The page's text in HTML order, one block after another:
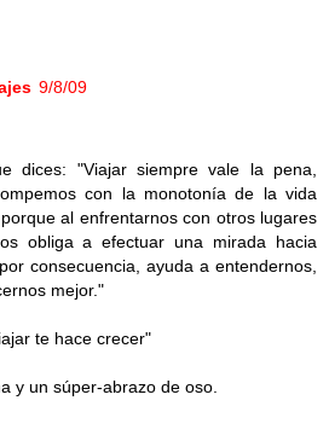
9/8/09
dices: "Viajar siempre vale la pena,
con la monotonía de la vida
al enfrentarnos con otros lugares
obliga a efectuar una mirada hacia
consecuencia, ayuda a entendernos,
mejor."
te hace crecer"
y un súper-abrazo de oso.